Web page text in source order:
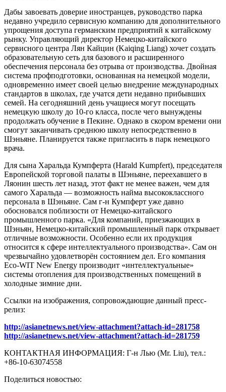
Дабы завоевать доверие иностранцев, руководство парка
недавно учредило сервисную компанию для дополнительного
упрощения доступа германским предприятий к китайскому
рынку. Управляющий директор Немецко-китайского
сервисного центра Лян Кайцин (Kaiqing Liang) хочет создать
образовательную сеть для базового и расширенного
обеспечения персонала без отрыва от производства. Двойная
система профподготовки, основанная на немецкой модели,
одновременно имеет своей целью внедрение международных
стандартов в школах, где учатся дети недавно прибывших
семей. На сегодняшний день учащиеся могут посещать
немецкую школу до 10-го класса, после чего вынуждены
продолжать обучение в Пекине. Однако в скором времени они
смогут заканчивать среднюю школу непосредственно в
Шэньяне. Планируется также пригласить в парк немецкого
врача.
Для сына Харальда Кумпферта (Harald Kumpfert), председателя
Европейской торговой палаты в Шэньяне, переехавшего в
Ляонин шесть лет назад, этот факт не менее важен, чем для
самого Харальда — возможность найма высококлассного
персонала в Шэньяне. Сам г-н Кумпферт уже давно
обосновался поблизости от Немецко-китайского
промышленного парка. «Для компаний, приезжающих в
Шэньян, Немецко-китайский промышленный парк открывает
отличные возможности. Особенно если их продукция
относится к сфере интеллектуального производства». Сам он
чрезвычайно удовлетворён состоянием дел. Его компания
Eco-WIT New Energy производит «интеллектуальные»
системы отопления для производственных помещений в
холодные зимние дни.
Ссылки на изображения, сопровождающие данный пресс-
релиз:
http://asianetnews.net/view-attachment?attach-id=281758
http://asianetnews.net/view-attachment?attach-id=281759
КОНТАКТНАЯ ИНФОРМАЦИЯ: Г-н Лью (Mr. Liu), тел.:
+86-10-63074558
Поделиться новостью: